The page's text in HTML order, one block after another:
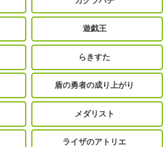
遊戯王
らきすた
盾の勇者の成り上がり
メダリスト
ライザのアトリエ